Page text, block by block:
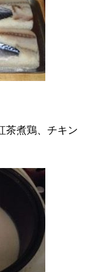
茶煮鶏、チキン